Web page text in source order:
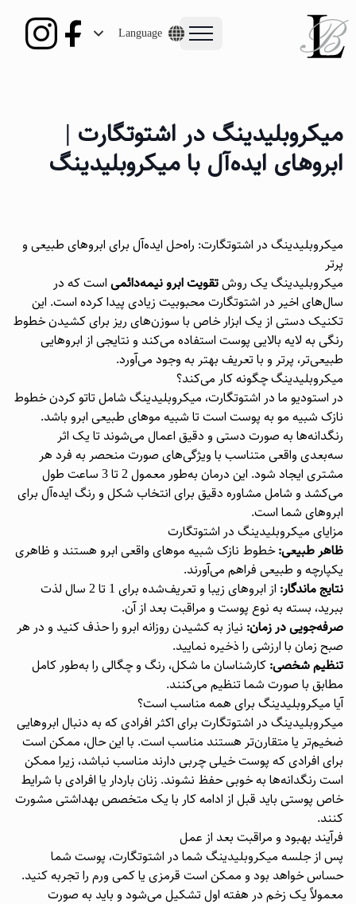
Language
میکروبلیدینگ در اشتوتگارت |
ابروهای ایده‌آل با میکروبلیدینگ
میکروبلیدینگ در اشتوتگارت: راه‌حل ایده‌آل برای ابروهای طبیعی و
پرتر
میکروبلیدینگ یک روشتقویت ابرو نیمه‌دائمی است که در
سال‌های اخیر در اشتوتگارت محبوبیت زیادی پیدا کرده است. این
تکنیک دستی از یک ابزار خاص با سوزن‌های ریز برای کشیدن خطوط
رنگی به لایه بالایی پوست استفاده می‌کند و نتایجی از ابروهایی
طبیعی‌تر، پرتر و با تعریف بهتر به وجود می‌آورد.
میکروبلیدینگ چگونه کار می‌کند؟
در استودیو ما در اشتوتگارت، میکروبلیدینگ شامل تاتو کردن خطوط
نازک شبیه مو به پوست است تا شبیه موهای طبیعی ابرو باشد.
رنگدانه‌ها به صورت دستی و دقیق اعمال می‌شوند تا یک اثر
سه‌بعدی واقعی متناسب با ویژگی‌های صورت منحصر به فرد هر
مشتری ایجاد شود. این درمان به‌طور معمول 2 تا 3 ساعت طول
می‌کشد و شامل مشاوره دقیق برای انتخاب شکل و رنگ ایده‌آل برای
ابروهای شما است.
مزایای میکروبلیدینگ در اشتوتگارت
ظاهر طبیعی:خطوط نازک شبیه موهای واقعی ابرو هستند و ظاهری
یکپارچه و طبیعی فراهم می‌آورند.
نتایج ماندگار:
از ابروهای زیبا و تعریف‌شده برای 1 تا 2 سال لذت
ببرید، بسته به نوع پوست و مراقبت بعد از آن.
صرفه‌جویی در زمان: نیاز به کشیدن روزانه ابرو را حذف کنید و در هر
صبح زمان با ارزشی را ذخیره نمایید.
تنظیم شخصی: کارشناسان ما شکل، رنگ و چگالی را به‌طور کامل
مطابق با صورت شما تنظیم می‌کنند.
آیا میکروبلیدینگ برای همه مناسب است؟
میکروبلیدینگ در اشتوتگارت برای اکثر افرادی که به دنبال ابروهایی
ضخیم‌تر یا متقارن‌تر هستند مناسب است. با این حال، ممکن است
برای افرادی که پوست خیلی چربی دارند مناسب نباشد، زیرا ممکن
است رنگدانه‌ها به خوبی حفظ نشوند. زنان باردار یا افرادی با شرایط
خاص پوستی باید قبل از ادامه کار با یک متخصص بهداشتی مشورت
کنند.
فرآیند بهبود و مراقبت بعد از عمل
پس از جلسه میکروبلیدینگ شما در اشتوتگارت، پوست شما
حساس خواهد بود و ممکن است قرمزی یا کمی ورم را تجربه کنید.
معمولاً یک زخم در هفته اول تشکیل می‌شود و باید به صورت